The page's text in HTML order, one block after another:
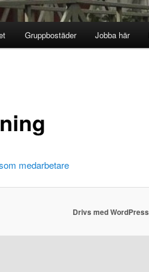
Gruppbostäder Jobba här
medarbetare
Drivs med WordPress